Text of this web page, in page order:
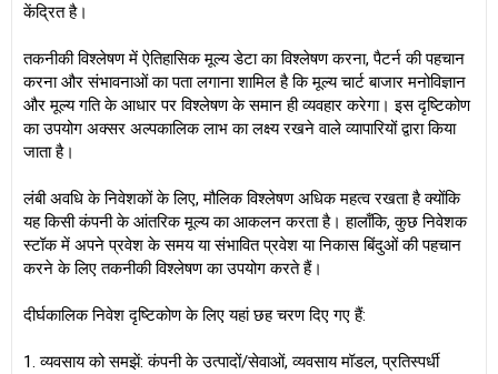
केंद्रित है।
तकनीकी विश्लेषण में ऐतिहासिक मूल्य डेटा का विश्लेषण करना, पैटर्न की पहचान
करना और संभावनाओं का पता लगाना शामिल है कि मूल्य चार्ट बाजार मनोविज्ञान
और मूल्य गति के आधार पर विश्लेषण के समान ही व्यवहार करेगा। इस दृष्टिकोण
का उपयोग अक्सर अल्पकालिक लाभ का लक्ष्य रखने वाले व्यापारियों द्वारा किया
जाता है।
लंबी अवधि के निवेशकों के लिए, मौलिक विश्लेषण अधिक महत्व रखता है क्योंकि
यह किसी कंपनी के आंतरिक मूल्य का आकलन करता है। हालाँकि, कुछ निवेशक
स्टॉक में अपने प्रवेश के समय या संभावित प्रवेश या निकास बिंदुओं की पहचान
करने के लिए तकनीकी विश्लेषण का उपयोग करते हैं।
दीर्घकालिक निवेश दृष्टिकोण के लिए यहां छह चरण दिए गए हैं:
1. व्यवसाय को समझें: कंपनी के उत्पादों/सेवाओं, व्यवसाय मॉडल, प्रतिस्पर्धी